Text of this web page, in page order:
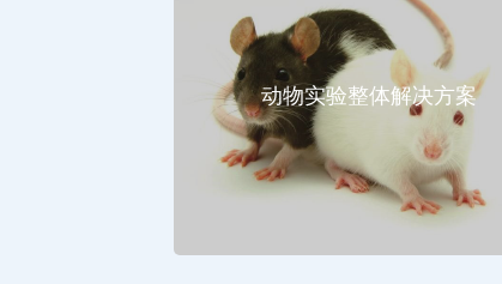
动物实验整体解决方案